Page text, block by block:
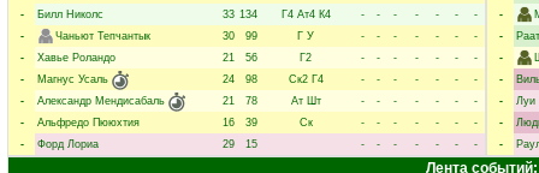
-
Билл Николс 33 134 Г4 Ат4 К4 - - - - - -
-
-
Чаньют Тепчантык 30 99 Г У - - - - - -
-
-
Хавье Роландо 21 56 Г2 - - - - - -
-
-
Магнус Усаль 24 98 Ск2 Г4 - - - - - -
-
-
Александр Мендисабаль 21 78 Ат Шт - - - - - -
-
-
Альфредо Пююхтия 16 39 Ск - - - - - -
-
-
Форд Лориа 29 15 - - - - - - -
-
-
-
-
-
Луи
-
-
Лента событий: